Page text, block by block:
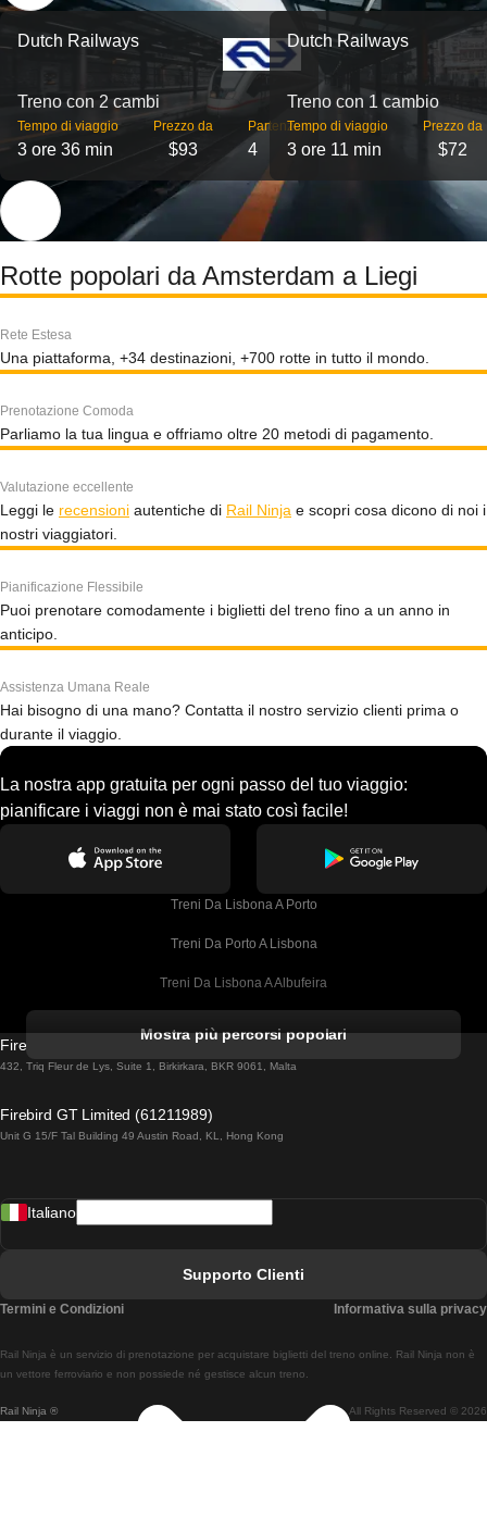
Dutch Railways
Treno con 2 cambi
Tempo di viaggio
3 ore 36 min
Prezzo da
$93
Partenze
4
Dutch Railways
Treno con 1 cambio
Tempo di viaggio
3 ore 11 min
Prezzo da
$72
Rotte popolari da Amsterdam a Liegi
Rete Estesa
Una piattaforma, +34 destinazioni, +700 rotte in tutto il mondo.
Prenotazione Comoda
Parliamo la tua lingua e offriamo oltre 20 metodi di pagamento.
Valutazione eccellente
Leggi le recensioni autentiche di Rail Ninja e scopri cosa dicono di noi i
nostri viaggiatori.
Pianificazione Flessibile
Puoi prenotare comodamente i biglietti del treno fino a un anno in
anticipo.
Assistenza Umana Reale
Hai bisogno di una mano? Contatta il nostro servizio clienti prima o
durante il viaggio.
La nostra app gratuita per ogni passo del tuo viaggio:
pianificare i viaggi non è mai stato così facile!
Treni Da Lisbona A Porto
Treni Da Porto A Lisbona
Treni Da Lisbona A Albufeira
Treni Da Lisbona A Lagos
Treni Da Lisbona A Madrid
Treni Da Lisbon A Braga
Treni Da Braga A Lisbona
Mostra più percorsi popolari
Firebird GT Limited (OC 1451)
432, Triq Fleur de Lys, Suite 1, Birkirkara, BKR 9061, Malta
Firebird GT Limited (61211989)
Unit G 15/F Tal Building 49 Austin Road, KL, Hong Kong
Rail Ninja ® All Rights Reserved © 2026
Rail Ninja è un servizio di prenotazione per acquistare biglietti del treno online. Rail Ninja non è
un vettore ferroviario e non possiede né gestisce alcun treno.
Italiano
Supporto Clienti
Termini e Condizioni Informativa sulla privacy